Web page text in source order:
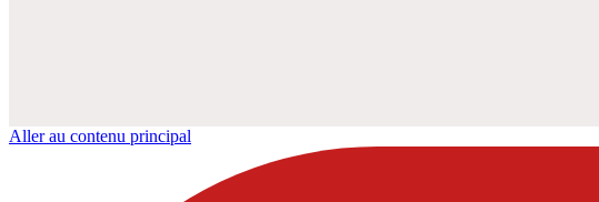
Aller au contenu principal